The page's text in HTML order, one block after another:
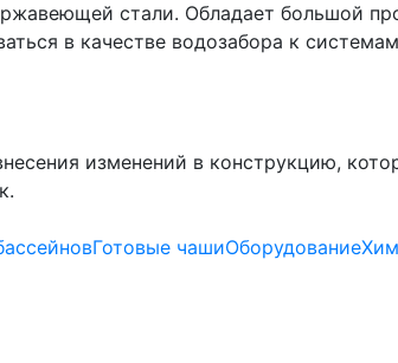
стали. Обладает большой
в качестве водозабора к
изменений в конструкцию,
Готовые чашиОборудование